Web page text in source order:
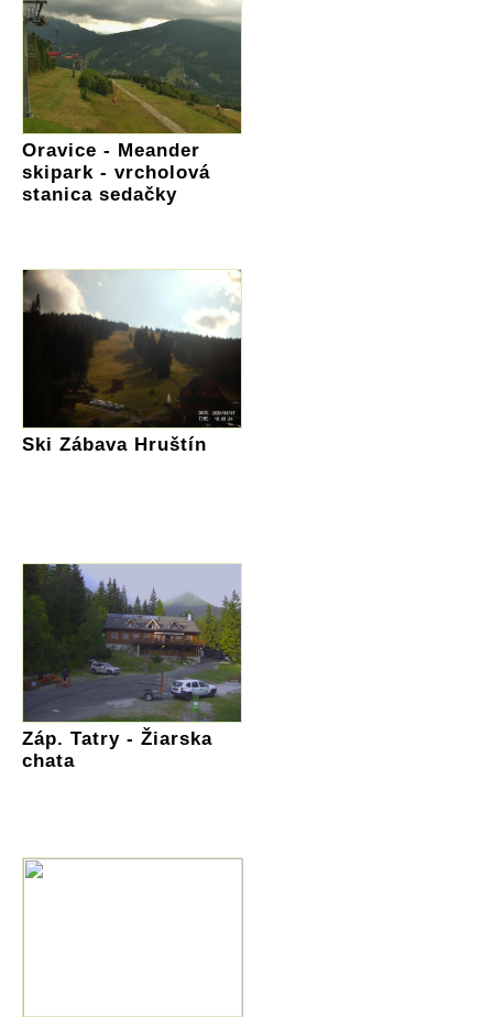
Oravice - Meander
skipark - vrcholová
stanica sedačky
Ski Zábava Hruštín
Záp. Tatry - Žiarska
chata